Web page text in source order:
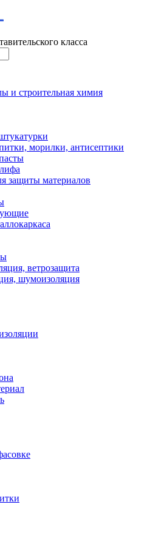
класса
и строительная химия
морилки, антисептики
защиты материалов
ветрозащита
шумоизоляция